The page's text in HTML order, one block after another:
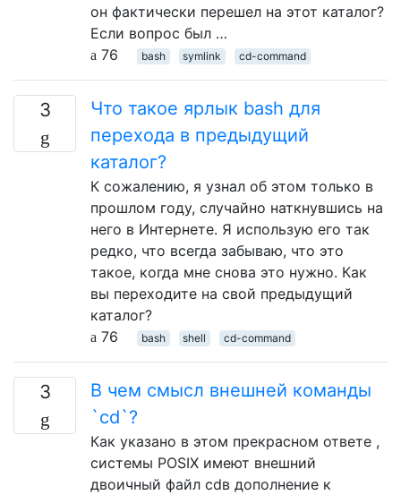
он фактически перешел на этот каталог?
Если вопрос был …
76
bash symlink cd-command
3
Что такое ярлык bash для
перехода в предыдущий
каталог?
К сожалению, я узнал об этом только в
прошлом году, случайно наткнувшись на
него в Интернете. Я использую его так
редко, что всегда забываю, что это
такое, когда мне снова это нужно. Как
вы переходите на свой предыдущий
каталог?
76
bash shell cd-command
3
В чем смысл внешней команды
`cd`?
Как указано в этом прекрасном ответе ,
системы POSIX имеют внешний
двоичный файл cdв дополнение к